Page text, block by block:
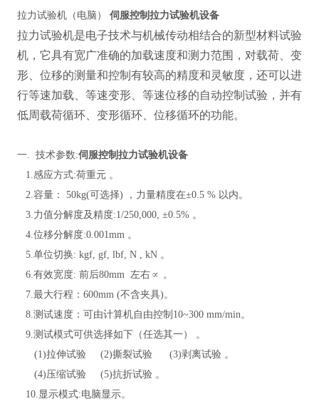
拉力试验机（电脑） 伺服控制拉力试验机设备
拉力试验机是电子技术与机械传动相结合的新型材料试验
机，它具有宽广准确的加载速度和测力范围，对载荷、变
形、位移的测量和控制有较高的精度和灵敏度，还可以进
行等速加载、等速变形、等速位移的自动控制试验，并有
低周载荷循环、变形循环、位移循环的功能。
一. 技术参数:伺服控制拉力试验机设备
1.感应方式:荷重元 。
2.容量： 50kg(可选择) ，力量精度在±0.5 % 以内。
3.力值分解度及精度:1/250,000, ±0.5% 。
4.位移分解度:0.001mm 。
5.单位切换: kgf, gf, lbf, N , kN 。
6.有效宽度: 前后80mm 左右∝ 。
7.最大行程：600mm (不含夹具)。
8.测试速度：可由计算机自由控制10~300 mm/min。
9.测试模式可供选择如下（任选其一） 。
(1)拉伸试验 (2)撕裂试验 (3)剥离试验 。
(4)压缩试验 (5)抗折试验 。
10.显示模式:电脑显示。